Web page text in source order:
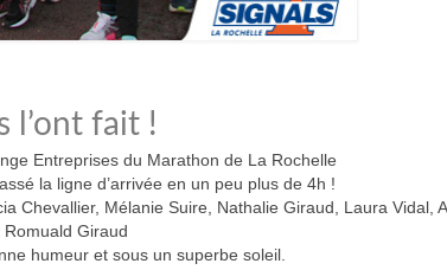
l’ont fait !
Entreprises du Marathon de La Rochelle
la ligne d’arrivée en un peu plus de 4h !
Chevallier, Mélanie Suire, Nathalie Giraud, Laura Vidal,
Giraud
humeur et sous un superbe soleil.